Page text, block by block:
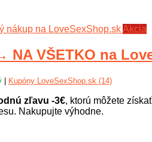
Akcia
NA VŠETKO na
Kupóny LoveSexShop.sk (14)
zľavu -3€, ktorú môžete
Nakupujte výhodne.